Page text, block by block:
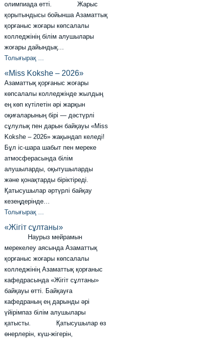
олимпиада өтті. Жарыс
қорытындысы бойынша Азаматтық
қорғаныс жоғары көпсалалы
колледжінің білім алушылары
жоғары дайындық…
Толығырақ ...
«Miss Kokshe – 2026»
Азаматтық қорғаныс жоғары
көпсалалы колледжінде жылдың
ең көп күтілетін әрі жарқын
оқиғаларының бірі — дәстүрлі
сұлулық пен дарын байқауы «Miss
Kokshe – 2026» жақындап келеді!
Бұл іс-шара шабыт пен мереке
атмосферасында білім
алушыларды, оқытушыларды
және қонақтарды біріктіреді.
Қатысушылар әртүрлі байқау
кезеңдерінде…
Толығырақ ...
«Жігіт сұлтаны»
Наурыз мейрамын
мерекелеу аясында Азаматтық
қорғаныс жоғары көпсалалы
колледжінің Азаматтық қорғаныс
кафедрасында «Жігіт сұлтаны»
байқауы өтті. Байқауға
кафедраның ең дарынды әрі
үйірімпаз білім алушылары
қатысты. Қатысушылар өз
өнерлерін, күш-жігерін,